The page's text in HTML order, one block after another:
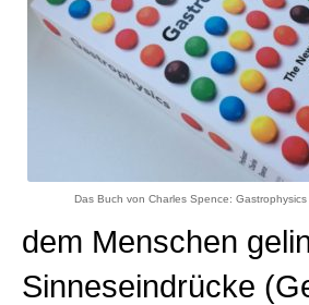
Das Buch von Charles Spence: Gastrophysics
dem Menschen
Sinneseindrücke